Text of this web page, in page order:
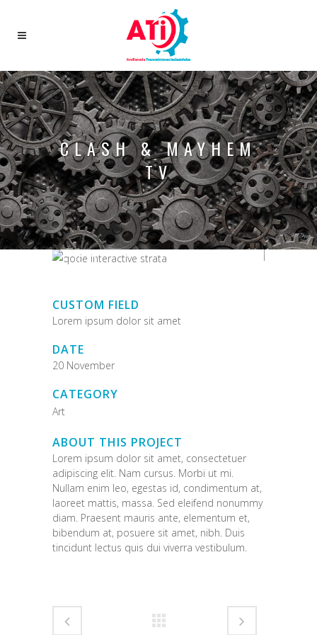
CLASH & MAYHEM
TV
CUSTOM FIELD
Lorem ipsum dolor sit amet
DATE
20 November
CATEGORY
Art
ABOUT THIS PROJECT
Lorem ipsum dolor sit amet, consectetuer
adipiscing elit. Nam cursus. Morbi ut mi.
Nullam enim leo, egestas id, condimentum at,
laoreet mattis, massa. Sed eleifend nonummy
diam. Praesent mauris ante, elementum et,
bibendum at, posuere sit amet, nibh. Duis
tincidunt lectus quis dui viverra vestibulum.